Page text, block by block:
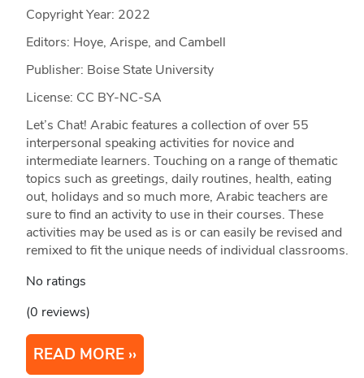
Copyright Year: 2022
Editors: Hoye, Arispe, and Cambell
Publisher: Boise State University
License: CC BY-NC-SA
Let’s Chat! Arabic features a collection of over 55
interpersonal speaking activities for novice and
intermediate learners. Touching on a range of thematic
topics such as greetings, daily routines, health, eating
out, holidays and so much more, Arabic teachers are
sure to find an activity to use in their courses. These
activities may be used as is or can easily be revised and
remixed to fit the unique needs of individual classrooms.
No ratings
(0 reviews)
READ MORE